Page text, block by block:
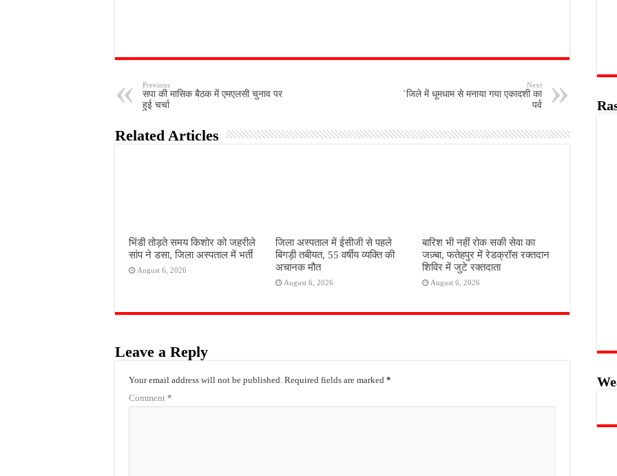
Previous
सपा की मासिक बैठक में एमएलसी चुनाव पर
हुई चर्चा
Next
`जिले में धूमधाम से मनाया गया एकादशी का
पर्व
Related Articles
भिंडी तोड़ते समय किशोर को जहरीले
सांप ने डसा, जिला अस्पताल में भर्ती
August 6, 2026
जिला अस्पताल में ईसीजी से पहले
बिगड़ी तबीयत, 55 वर्षीय व्यक्ति की
अचानक मौत
August 6, 2026
बारिश भी नहीं रोक सकी सेवा का
जज़्बा, फतेहपुर में रेडक्रॉस रक्तदान
शिविर में जुटे रक्तदाता
August 6, 2026
Leave a Reply
Your email address will not be published. Required fields are marked *
Comment *